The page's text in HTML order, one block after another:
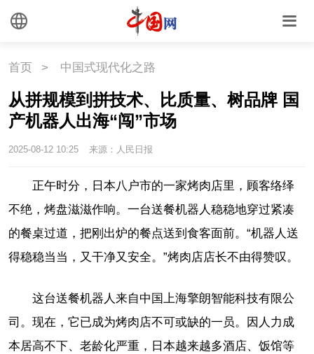
首页 > 中国式现代化之路
从拼规模到拼技术、比质量、树品牌 国
产机器人出海“闯”市场
2025-08-12 10:25 来源：人民日报
正午时分，日本八户市的一家烤肉店里，顾客络绎
不绝，烤盘滋滋作响。一台送餐机器人稳稳地穿过紧凑
的餐桌过道，把刚出炉的餐点送到食客面前。“机器人送
得稳稳当当，又干净又安全。”烤肉店店长不由得赞叹。
这台送餐机器人来自中国上海擎朗智能科技有限公
司。现在，它已成为烤肉店不可或缺的一员。因人力成
本居高不下、老龄化严重，日本越来越多酒店、饭馆等